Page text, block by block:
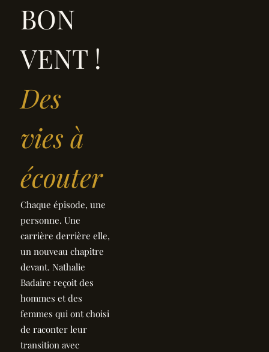
BON
VENT !
Des
vies à
écouter
Chaque épisode, une
personne. Une
carrière derrière elle,
un nouveau chapitre
devant. Nathalie
Badaire reçoit des
hommes et des
femmes qui ont choisi
de raconter leur
transition avec